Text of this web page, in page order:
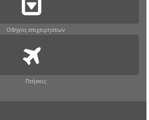
Οδηγος επιχειρησεων
Πτήσεις